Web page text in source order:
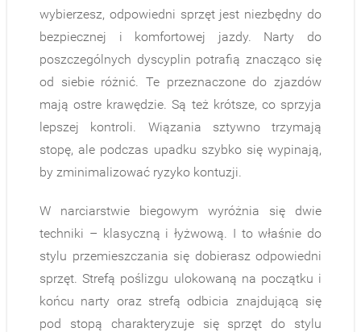
wybierzesz, odpowiedni sprzęt jest niezbędny do
bezpiecznej i komfortowej jazdy. Narty do
poszczególnych dyscyplin potrafią znacząco się
od siebie różnić. Te przeznaczone do zjazdów
mają ostre krawędzie. Są też krótsze, co sprzyja
lepszej kontroli. Wiązania sztywno trzymają
stopę, ale podczas upadku szybko się wypinają,
by zminimalizować ryzyko kontuzji.
W narciarstwie biegowym wyróżnia się dwie
techniki – klasyczną i łyżwową. I to właśnie do
stylu przemieszczania się dobierasz odpowiedni
sprzęt. Strefą poślizgu ulokowaną na początku i
końcu narty oraz strefą odbicia znajdującą się
pod stopą charakteryzuje się sprzęt do stylu